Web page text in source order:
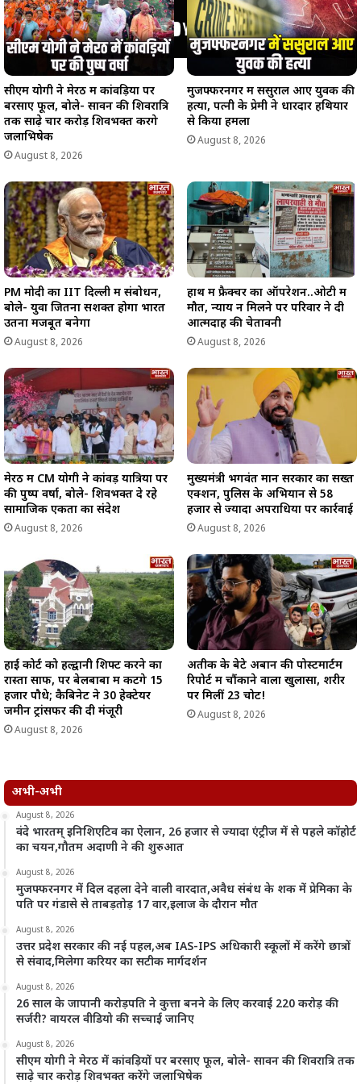
सीएम योगी ने मेरठ में कांवड़ियों पर
बरसाए फूल, बोले- सावन की शिवरात्रि
तक साढ़े चार करोड़ शिवभक्त करेंगे
जलाभिषेक
August 8, 2026
मुजफ्फरनगर में ससुराल आए युवक की
हत्या, पत्नी के प्रेमी ने धारदार हथियार
से किया हमला
August 8, 2026
PM मोदी का IIT दिल्ली में संबोधन,
बोले- युवा जितना सशक्त होगा भारत
उतना मजबूत बनेगा
August 8, 2026
हाथ में फ्रैक्चर का ऑपरेशन..ओटी में
मौत, न्याय न मिलने पर परिवार ने दी
आत्मदाह की चेतावनी
August 8, 2026
मेरठ में CM योगी ने कांवड़ यात्रियों पर
की पुष्प वर्षा, बोले- शिवभक्त दे रहे
सामाजिक एकता का संदेश
August 8, 2026
मुख्यमंत्री भगवंत मान सरकार का सख्त
एक्शन, पुलिस के अभियान से 58
हजार से ज्यादा अपराधियों पर कार्रवाई
August 8, 2026
हाई कोर्ट को हल्द्वानी शिफ्ट करने का
रास्ता साफ, पर बेलबाबा में कटेंगे 15
हजार पौधे; कैबिनेट ने 30 हेक्टेयर
जमीन ट्रांसफर की दी मंजूरी
August 8, 2026
अतीक के बेटे अबान की पोस्टमार्टम
रिपोर्ट में चौंकाने वाला खुलासा, शरीर
पर मिलीं 23 चोटें!
August 8, 2026
अभी-अभी
August 8, 2026
वंदे भारतम् इनिशिएटिव का ऐलान, 26 हजार से ज्यादा एंट्रीज में से पहले कॉहोर्ट
का चयन,गौतम अदाणी ने की शुरुआत
August 8, 2026
मुजफ्फरनगर में दिल दहला देने वाली वारदात,अवैध संबंध के शक में प्रेमिका के
पति पर गंडासे से ताबड़तोड़ 17 वार,इलाज के दौरान मौत
August 8, 2026
उत्तर प्रदेश सरकार की नई पहल,अब IAS-IPS अधिकारी स्कूलों में करेंगे छात्रों
से संवाद,मिलेगा करियर का सटीक मार्गदर्शन
August 8, 2026
26 साल के जापानी करोड़पति ने कुत्ता बनने के लिए करवाई 220 करोड़ की
सर्जरी? वायरल वीडियो की सच्चाई जानिए
August 8, 2026
सीएम योगी ने मेरठ में कांवड़ियों पर बरसाए फूल, बोले- सावन की शिवरात्रि तक
साढ़े चार करोड़ शिवभक्त करेंगे जलाभिषेक